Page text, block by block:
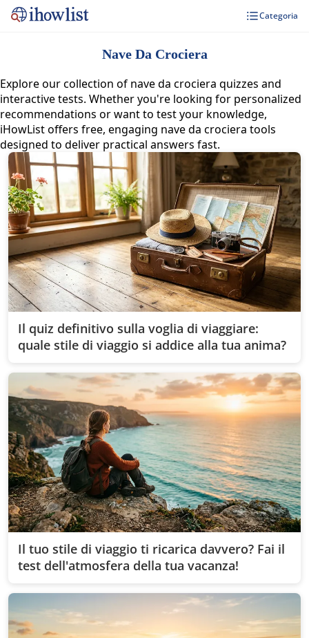
Categoria
Nave Da Crociera
Explore our collection of nave da crociera quizzes and
interactive tests. Whether you're looking for personalized
recommendations or want to test your knowledge,
iHowList offers free, engaging nave da crociera tools
designed to deliver practical answers fast.
Il quiz definitivo sulla voglia di viaggiare:
quale stile di viaggio si addice alla tua anima?
Il tuo stile di viaggio ti ricarica davvero? Fai il
test dell'atmosfera della tua vacanza!